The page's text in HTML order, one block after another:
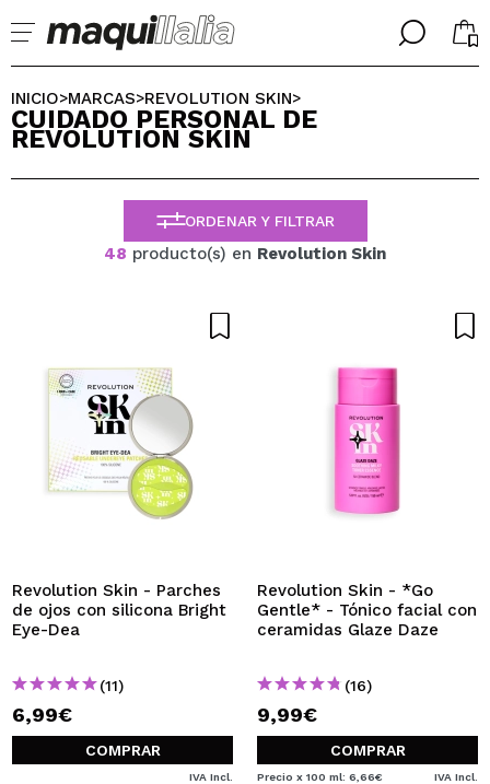
╳
Ya soy #maquilover, tengo cuenta
BIENVENIDX!
No tengo cuenta aquí
QUIERO REGISTRARME
pedidos y consultar tus operaciones anteriores.
╳
SELECCIONA TU IDIOMA
ENGLISH
FRANCES
ALEMAN
ITALIANO
INICIO>MARCAS>REVOLUTION SKIN>
CUIDADO PERSONAL DE
REVOLUTION SKIN
ORDENAR Y FILTRAR
48 producto(s) en Revolution Skin
Revolution Skin - Parches
de ojos con silicona Bright
Eye-Dea
(11)
6,99€
COMPRAR
IVA Incl.
Revolution Skin - *Go
Gentle* - Tónico facial con
ceramidas Glaze Daze
(16)
9,99€
COMPRAR
Precio x 100 ml: 6,66€ IVA Incl.